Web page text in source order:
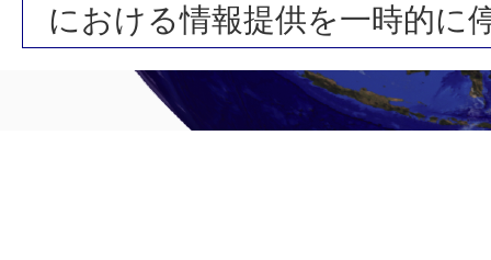
における情報提供を一時的に